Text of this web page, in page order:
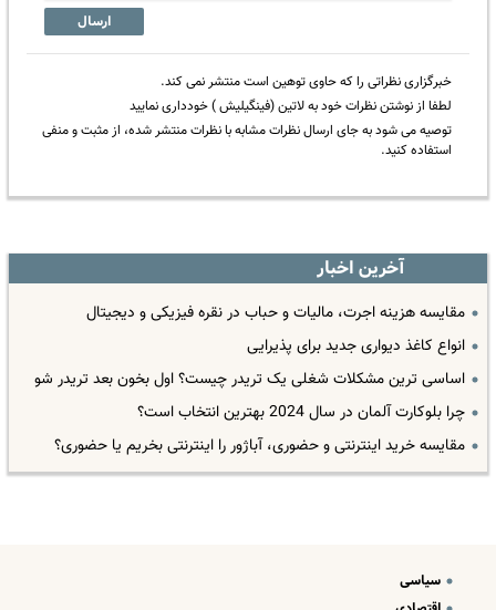
ارسال
خبرگزاری نظراتی را که حاوی توهین است منتشر نمی کند.
لطفا از نوشتن نظرات خود به لاتین (فینگیلیش ) خودداری نمایید
توصیه می شود به جای ارسال نظرات مشابه با نظرات منتشر شده، از مثبت و منفی
استفاده کنید.
آخرین اخبار
مقایسه هزینه اجرت، مالیات و حباب در نقره فیزیکی و دیجیتال
انواع کاغذ دیواری جدید برای پذیرایی
اساسی ترین مشکلات شغلی یک تریدر چیست؟ اول بخون بعد تریدر شو
چرا بلوکارت آلمان در سال 2024 بهترین انتخاب است؟
مقایسه خرید اینترنتی و حضوری، آباژور را اینترنتی بخریم یا حضوری؟
سیاسی